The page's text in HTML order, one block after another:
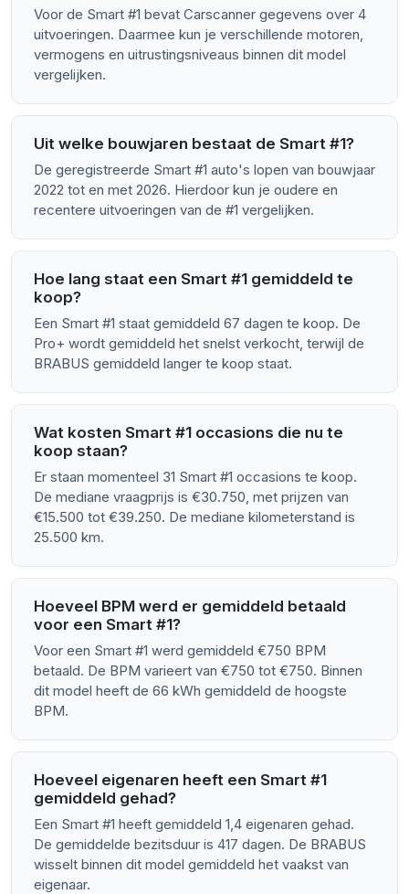
Voor de Smart #1 bevat Carscanner gegevens over 4
uitvoeringen. Daarmee kun je verschillende motoren,
vermogens en uitrustingsniveaus binnen dit model
vergelijken.
Uit welke bouwjaren bestaat de Smart #1?
De geregistreerde Smart #1 auto's lopen van bouwjaar
2022 tot en met 2026. Hierdoor kun je oudere en
recentere uitvoeringen van de #1 vergelijken.
Hoe lang staat een Smart #1 gemiddeld te
koop?
Een Smart #1 staat gemiddeld 67 dagen te koop. De
Pro+ wordt gemiddeld het snelst verkocht, terwijl de
BRABUS gemiddeld langer te koop staat.
Wat kosten Smart #1 occasions die nu te
koop staan?
Er staan momenteel 31 Smart #1 occasions te koop.
De mediane vraagprijs is €30.750, met prijzen van
€15.500 tot €39.250. De mediane kilometerstand is
25.500 km.
Hoeveel BPM werd er gemiddeld betaald
voor een Smart #1?
Voor een Smart #1 werd gemiddeld €750 BPM
betaald. De BPM varieert van €750 tot €750. Binnen
dit model heeft de 66 kWh gemiddeld de hoogste
BPM.
Hoeveel eigenaren heeft een Smart #1
gemiddeld gehad?
Een Smart #1 heeft gemiddeld 1,4 eigenaren gehad.
De gemiddelde bezitsduur is 417 dagen. De BRABUS
wisselt binnen dit model gemiddeld het vaakst van
eigenaar.